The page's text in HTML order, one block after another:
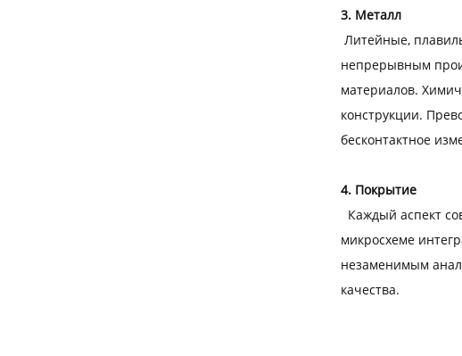
3. Металл
Литейные,
непрерывным
материалов.
конструкции.
бесконтактное
4. Покрытие
Каждый аспект
микросхеме
незаменимым
качества.